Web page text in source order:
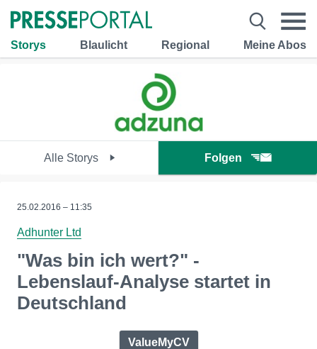
Storys Blaulicht Regional Meine Abos
Alle Storys Folgen
25.02.2016 – 11:35
Adhunter Ltd
"Was bin ich wert?" -
Lebenslauf-Analyse startet in
Deutschland
ValueMyCV